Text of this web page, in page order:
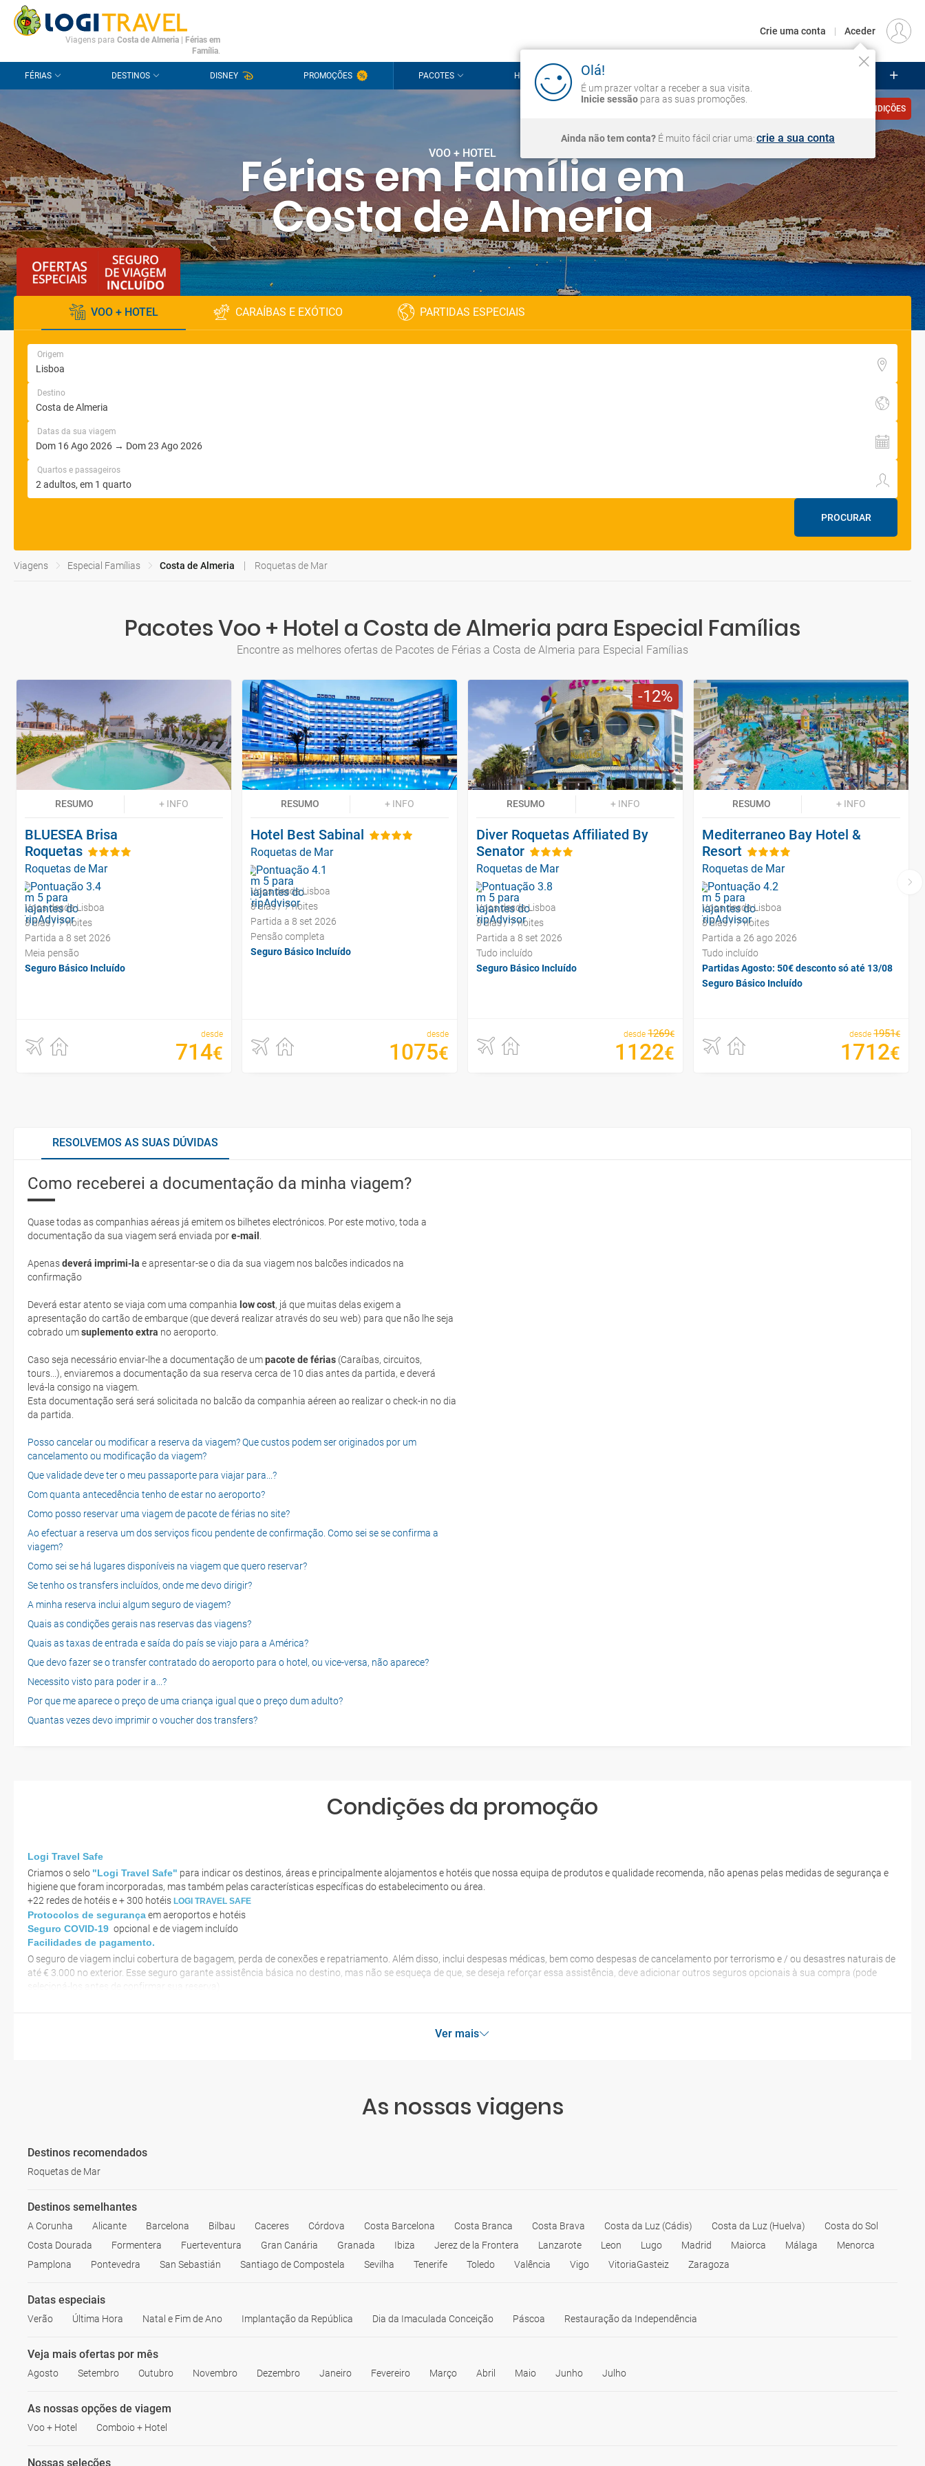
CONTACTO PERGUNTAS FREQUENTES
Viagens para Costa de Almeria
Férias em
Família.
Crie uma conta | Aceder
Olá!
É um prazer voltar a receber a sua visita.
Inicie sessão para as suas promoções.
Ainda não tem conta? É muito fácil criar uma:crie a sua conta
FÉRIAS DESTINOS DISNEY PROMOÇÕES PACOTES HOTÉIS CRUZEIROS
VOO + HOTEL
Férias em Família em
Costa de Almeria
VER CONDIÇÕES
VOO + HOTEL CARAÍBAS E EXÓTICO PARTIDAS ESPECIAIS
Origem
Destino
Datas da sua viagem
Quartos e passageiros
PROCURAR
Viagens Especial Famílias Costa de Almeria Roquetas de Mar
Pacotes Voo + Hotel a Costa de Almeria para Especial Famílias
Encontre as melhores ofertas de Pacotes de Férias a Costa de Almeria para Especial Famílias
RESUMO + INFO
BLUESEA Brisa
Roquetas
Roquetas de Mar
Voos desde Lisboa
8 dias / 7 noites
Partida a 8 set 2026
Meia pensão
Seguro Básico Incluído
desde
714€
RESUMO + INFO
Hotel Best Sabinal
Roquetas de Mar
Voos desde Lisboa
8 dias / 7 noites
Partida a 8 set 2026
Pensão completa
Seguro Básico Incluído
desde
1075€
12
RESUMO + INFO
Diver Roquetas Affiliated By
Senator
Roquetas de Mar
Voos desde Lisboa
8 dias / 7 noites
Partida a 8 set 2026
Tudo incluído
Seguro Básico Incluído
desde 1269€
1122€
RESUMO + INFO
Mediterraneo Bay Hotel &
Resort
Roquetas de Mar
Voos desde Lisboa
8 dias / 7 noites
Partida a 26 ago 2026
Tudo incluído
Partidas Agosto: 50€ desconto só até 13/08
Seguro Básico Incluído
desde 1951€
1712€
RESOLVEMOS AS SUAS DÚVIDAS
Como receberei a documentação da minha viagem?
Quase todas as companhias aéreas já emitem os bilhetes electrónicos. Por este motivo, toda a
documentação da sua viagem será enviada pore-mail
Apenasdeverá imprimi-la e apresentar-se o dia da sua viagem nos balcões indicados na
confirmação
Deverá estar atento se viaja com uma companhia low cost, já que muitas delas exigem a
apresentação do cartão de embarque (que deverá realizar através do seu web) para que não lhe seja
cobrado umsuplemento extra no aeroporto.
Caso seja necessário enviar-lhe a documentação de umpacote de férias (Caraíbas, circuitos,
tours...), enviaremos a documentação da sua reserva cerca de 10 dias antes da partida, e deverá
levá-la consigo na viagem.
Esta documentação será será solicitada no balcão da companhia aéreen ao realizar o check-in no dia
da partida.
Posso cancelar ou modificar a reserva da viagem? Que custos podem ser originados por um
cancelamento ou modificação da viagem?
Que validade deve ter o meu passaporte para viajar para...?
Com quanta antecedência tenho de estar no aeroporto?
Como posso reservar uma viagem de pacote de férias no site?
Ao efectuar a reserva um dos serviços ficou pendente de confirmação. Como sei se se confirma a
viagem?
Como sei se há lugares disponíveis na viagem que quero reservar?
Se tenho os transfers incluídos, onde me devo dirigir?
A minha reserva inclui algum seguro de viagem?
Quais as condições gerais nas reservas das viagens?
Quais as taxas de entrada e saída do país se viajo para a América?
Que devo fazer se o transfer contratado do aeroporto para o hotel, ou vice-versa, não aparece?
Necessito visto para poder ir a...?
Por que me aparece o preço de uma criança igual que o preço dum adulto?
Quantas vezes devo imprimir o voucher dos transfers?
Condições da promoção
Logi Travel Safe
Criamos o selo "Logi Travel Safe" para indicar os destinos, áreas e principalmente alojamentos e hotéis que nossa equipa de produtos e qualidade recomenda, não apenas pelas medidas de segurança e
higiene que foram incorporadas, mas também pelas características específicas do estabelecimento ou área.
+22 redes de hotéis e + 300 hotéis LOGI TRAVEL SAFE
Protocolos de segurançaem aeroportos e hotéis
Seguro COVID-19 opcional e de viagem incluído
Facilidades de pagamento.
O seguro de viagem inclui cobertura de bagagem, perda de conexões e repatriamento. Além disso, inclui despesas médicas, bem como despesas de cancelamento por terrorismo e / ou desastres naturais de
até € 3.000 no exterior. Esse seguro garante assistência básica no destino, mas não se esqueça de que, se deseja reforçar essa assistência, deve adicionar outros seguros opcionais à sua compra (pode
selecioná-los antes de confirmar sua reserva).
Ver mais
As nossas viagens
Destinos recomendados
Roquetas de Mar
Destinos semelhantes
A Corunha Alicante Barcelona Bilbau Caceres Córdova Costa Barcelona Costa Branca Costa Brava Costa da Luz (Cádis) Costa da Luz (Huelva)
Costa do Sol
Costa Dourada
Formentera Fuerteventura Gran Canária Granada Ibiza Jerez de la Frontera Lanzarote Leon Lugo Madrid Maiorca Málaga
Menorca
Pamplona
Pontevedra San Sebastián Santiago de Compostela Sevilha Tenerife Toledo Valência Vigo VitoriaGasteiz Zaragoza
Datas especiais
Verão Última Hora Natal e Fim de Ano Implantação da República Dia da Imaculada Conceição Páscoa Restauração da Independência
Veja mais ofertas por mês
Agosto Setembro Outubro Novembro Dezembro Janeiro Fevereiro Março Abril Maio Junho Julho
As nossas opções de viagem
Voo + Hotel Comboio + Hotel
Nossas seleções